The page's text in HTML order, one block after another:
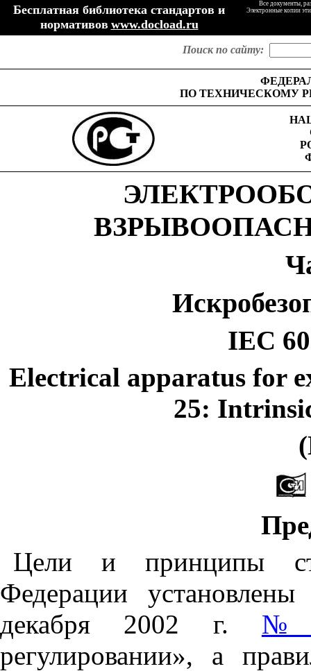
Бесплатная библиотека стандартов и
нормативов www.docload.ru
Все документы,
Электронные копии
Поиск по сайту:
ПО ТЕХНИЧЕСКОМУ
IEC
Electrical apparatus for
25:
(
Цели и принципы
Федерации
декабря 2002 г. №
регулировании», а